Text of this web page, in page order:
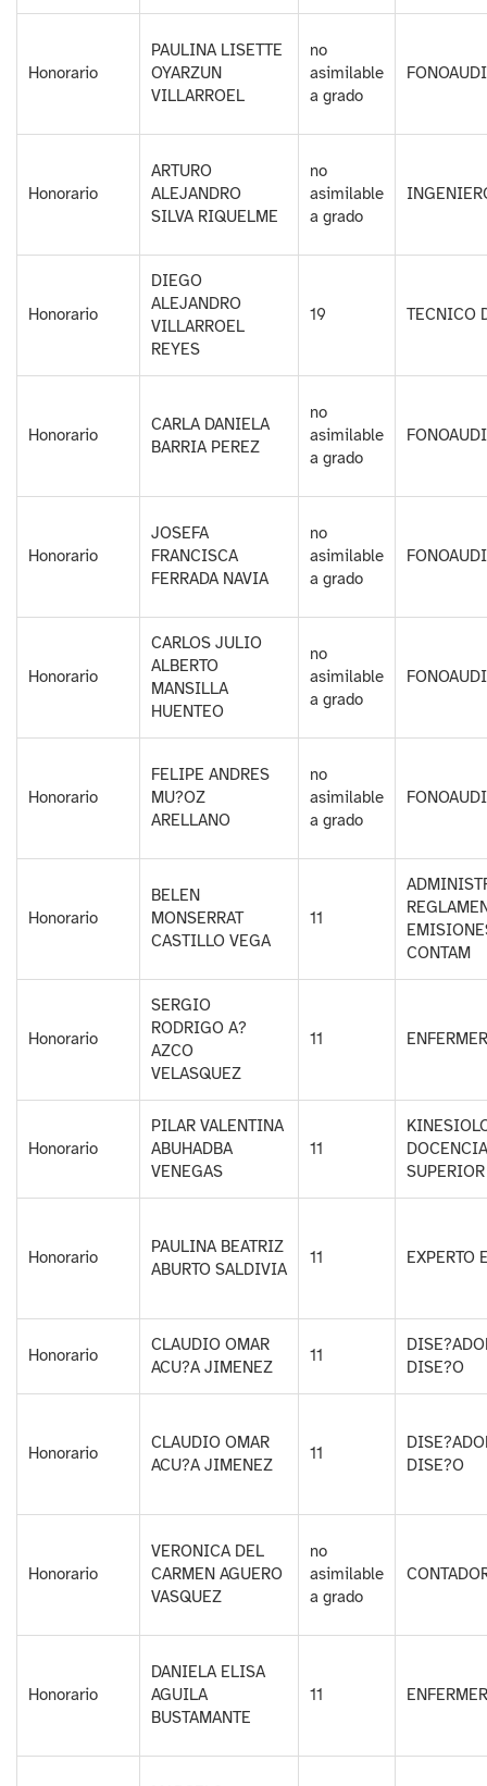
Honorario
PAULINA LISETTE
OYARZUN
VILLARROEL
no
asimilable
a grado
Honorario
ARTURO
ALEJANDRO
SILVA RIQUELME
no
asimilable
a grado
Honorario
DIEGO
ALEJANDRO
VILLARROEL
REYES
19 TECNICO
Honorario
CARLA DANIELA
BARRIA PEREZ
no
asimilable
a grado
Honorario
JOSEFA
FRANCISCA
FERRADA NAVIA
no
asimilable
a grado
Honorario
CARLOS JULIO
ALBERTO
MANSILLA
HUENTEO
no
asimilable
a grado
Honorario
FELIPE ANDRES
MU?OZ
ARELLANO
no
asimilable
a grado
Honorario
BELEN
MONSERRAT
CASTILLO VEGA
11
CONTAM
Honorario
SERGIO
RODRIGO A?
AZCO
VELASQUEZ
11
Honorario
PILAR VALENTINA
ABUHADBA
VENEGAS
11
SUPERIOR
Honorario
PAULINA BEATRIZ
ABURTO SALDIVIA
11 EXPERTO
Honorario
CLAUDIO OMAR
ACU?A JIMENEZ
11
DISE?O
Honorario
CLAUDIO OMAR
ACU?A JIMENEZ
11
DISE?O
Honorario
VERONICA DEL
CARMEN AGUERO
VASQUEZ
no
asimilable
a grado
Honorario
DANIELA ELISA
AGUILA
BUSTAMANTE
11